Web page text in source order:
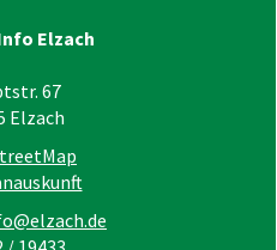
Elzach
67
Elzach